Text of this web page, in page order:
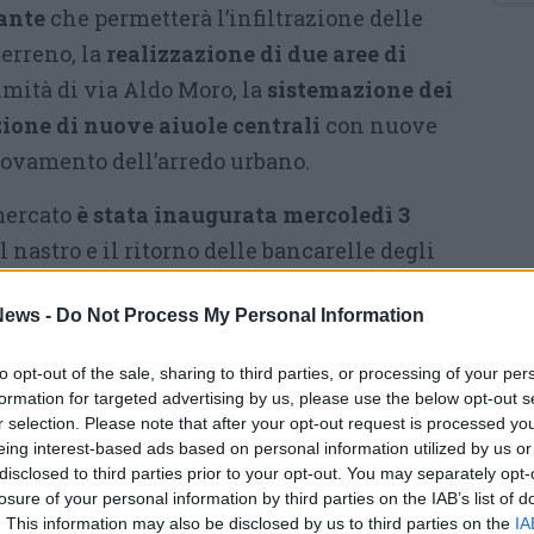
- Do Not Process My Personal Information
opt-out of the sale, sharing to third parties, or processing of your
for targeted advertising by us, please use the below opt-out
selection. Please note that after your opt-out request is processed
interest-based ads based on personal information utilized by us
to third parties prior to your opt-out. You may separately
of your personal information by third parties on the IAB’s list of
This information may also be disclosed by us to third parties on the
che permetterà l’infiltrazione delle
la realizzazione di due aree di
di via Aldo Moro, la sistemazione dei
di nuove aiuole centrali con nuove
dell’arredo urbano.
è stata inaugurata mercoledì 3
nastro e il ritorno delle bancarelle degli
più voluminose non graveranno sulla
dell’intera rete – sottolineano
-.
richiama i tradizionali mercati rionali.
da piante rampicanti che porteranno
tutti i cittadini e i “mercanti” per la
mesi ma siamo sicuri che potranno